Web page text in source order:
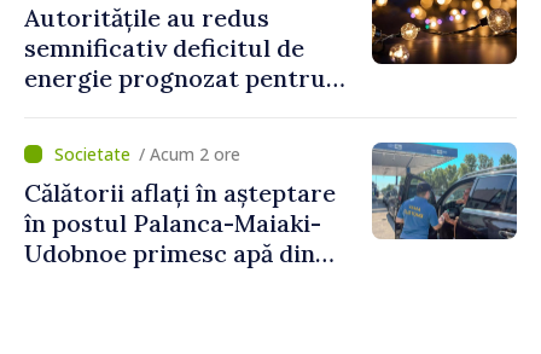
Autoritățile au redus
semnificativ deficitul de
energie prognozat pentru
/ Acum 2 ore
Călătorii aflați în așteptare
în postul Palanca-Maiaki-
Udobnoe primesc apă din